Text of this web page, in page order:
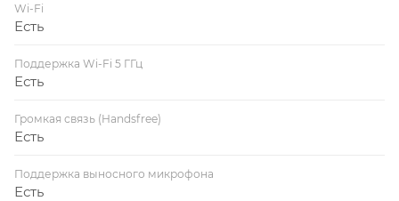
Wi-Fi
Есть
Поддержка Wi-Fi 5 ГГц
Есть
Громкая связь (Handsfree)
Есть
Поддержка выносного микрофона
Есть